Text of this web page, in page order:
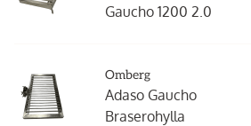
Gaucho 1200 2.0
Omberg
Adaso Gaucho
Braserohylla